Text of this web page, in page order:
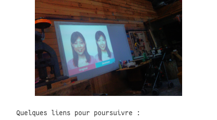
Quelques liens pour poursuivre :